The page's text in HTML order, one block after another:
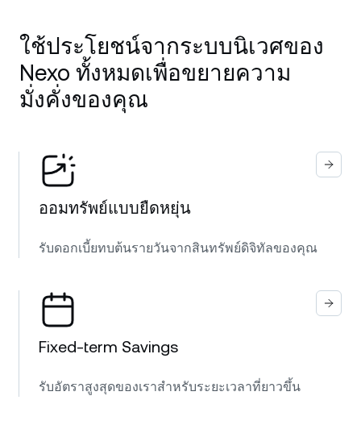
ใช้ประโยชน์จากระบบนิเวศของ
Nexo ทั้งหมดเพื่อขยายความ
มั่งคั่งของคุณ
ออมทรัพย์แบบยืดหยุ่น
รับดอกเบี้ยทบต้นรายวันจากสินทรัพย์ดิจิทัลของคุณ
Fixed-term Savings
รับอัตราสูงสุดของเราสำหรับระยะเวลาที่ยาวขึ้น